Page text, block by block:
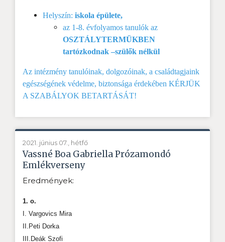
Helyszín: iskola épülete,
az 1-8. évfolyamos tanulók az
OSZTÁLYTERMÜKBEN
tartózkodnak –szülők nélkül
Az intézmény tanulóinak, dolgozóinak, a családtagjaink
egészségének védelme, biztonsága érdekében KÉRJÜK
A SZABÁLYOK BETARTÁSÁT!
2021. június 07., hétfő
Vassné Boa Gabriella Prózamondó
Emlékverseny
Eredmények:
1. o.
I. Vargovics Mira
II.Peti Dorka
III.Deák Szofi